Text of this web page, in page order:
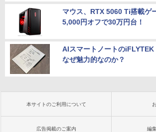
マウス、RTX 5060 Ti搭載ゲ
5,000円オフで30万円台！
AIスマートノートの
なぜ魅力的なのか？
本サイトのご利用について
広告掲載のご案内 編